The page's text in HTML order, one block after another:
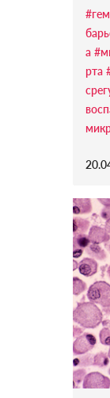
а
рта